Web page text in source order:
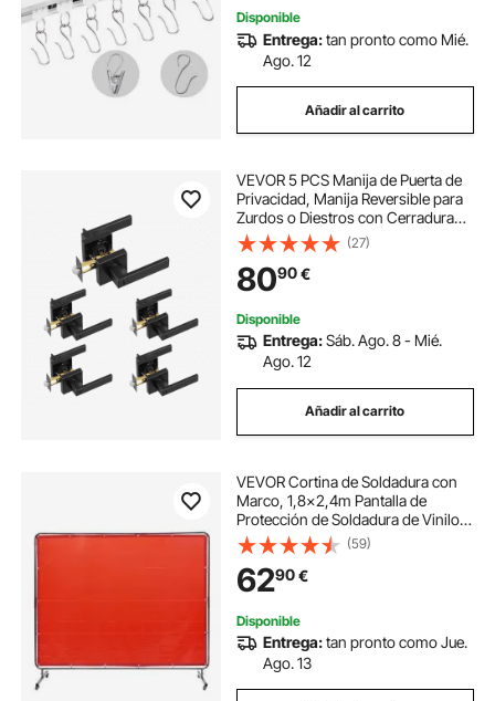
Disponible
Entrega:tan pronto como Mié.
Ago. 12
Añadir al carrito
VEVOR 5 PCS Manija de Puerta de
Privacidad, Manija Reversible para
Zurdos o Diestros con Cerradura
sin Llave, Rotación de 45° para
Abrir, Interior Cuadrado Universal
para Puertas de Baño, Negra Mate
(27)
8090€
Disponible
Entrega:Sáb. Ago. 8 - Mié.
Ago. 12
Añadir al carrito
VEVOR Cortina de Soldadura con
Marco, 1,8x2,4m Pantalla de
Protección de Soldadura de Vinilo
Ignífugo con 4 Ruedas Giratorias 2
Bloqueables, Cortina Móvil
Profesional para Taller, Industria,
Rojo
(59)
6290€
Disponible
Entrega:tan pronto como Jue.
Ago. 13